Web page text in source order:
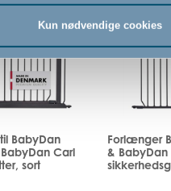
Kun nødvendige cookies
shoppen
BabyDan
Carl
sort
Forlænger
& BabyDan